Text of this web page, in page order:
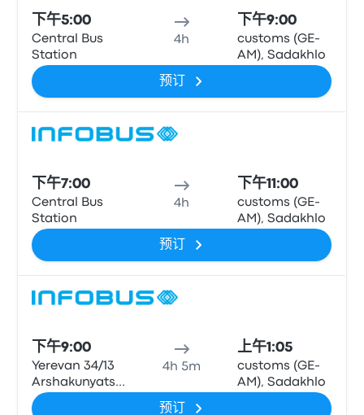
下午5:00
Central Bus
Station
4h
下午9:00
customs (GE-
AM), Sadakhlo
预订
下午7:00
Central Bus
Station
4h
下午11:00
customs (GE-
AM), Sadakhlo
预订
下午9:00
Yerevan 34/13
Arshakunyats
Avenue
4h 5m
上午1:05
customs (GE-
AM), Sadakhlo
预订